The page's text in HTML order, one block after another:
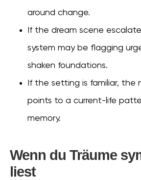
around change.
If the dream scene
system may be flagging
shaken foundations.
If the setting is familiar, the
points to a current-life
memory.
Wenn du Träume
liest